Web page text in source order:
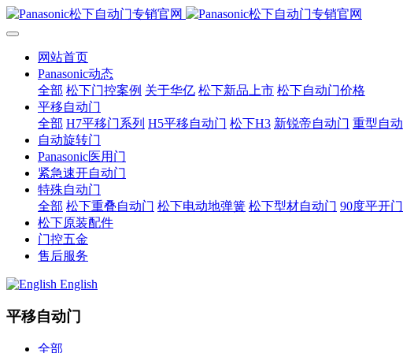
网站首页
Panasonic动态
全部 松下门控案例 关于华亿 松下新品上市 松下自动门价格
平移自动门
全部 H7平移门系列 H5平移自动门 松下H3 新锐帝自动门 重型自
自动旋转门
Panasonic医用门
紧急速开自动门
特殊自动门
全部 松下重叠自动门 松下电动地弹簧 松下型材自动门 90度平开门
松下原装配件
门控五金
售后服务
English
平移自动门
全部